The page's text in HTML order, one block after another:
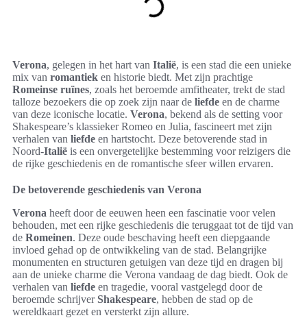
Verona, gelegen in het hart van Italië, is een stad die een unieke
mix van romantiek en historie biedt. Met zijn prachtige
Romeinse ruïnes, zoals het beroemde amfitheater, trekt de stad
talloze bezoekers die op zoek zijn naar de liefde en de charme
van deze iconische locatie. Verona, bekend als de setting voor
Shakespeare’s klassieker Romeo en Julia, fascineert met zijn
verhalen van liefde en hartstocht. Deze betoverende stad in
Noord-Italië is een onvergetelijke bestemming voor reizigers die
de rijke geschiedenis en de romantische sfeer willen ervaren.
De betoverende geschiedenis van Verona
Verona heeft door de eeuwen heen een fascinatie voor velen
behouden, met een rijke geschiedenis die teruggaat tot de tijd van
de Romeinen. Deze oude beschaving heeft een diepgaande
invloed gehad op de ontwikkeling van de stad. Belangrijke
monumenten en structuren getuigen van deze tijd en dragen bij
aan de unieke charme die Verona vandaag de dag biedt. Ook de
verhalen van liefde en tragedie, vooral vastgelegd door de
beroemde schrijverShakespeare, hebben de stad op de
wereldkaart gezet en versterkt zijn allure.